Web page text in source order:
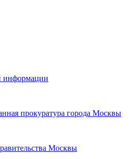
информации
прокуратура города Москвы
Москвы